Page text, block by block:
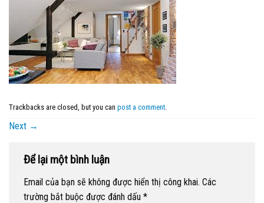
Trackbacks are closed, but you can post a comment.
Next →
Để lại một bình luận
Email của bạn sẽ không được hiển thị công khai. Các
trường bắt buộc được đánh dấu *